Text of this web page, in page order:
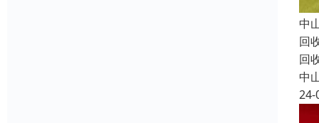
中
回
回
中
24-